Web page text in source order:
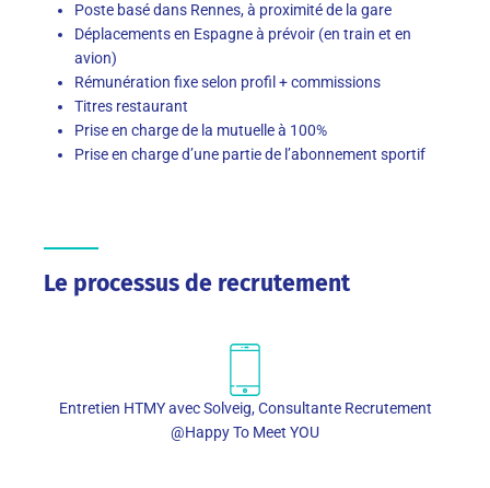
Poste basé dans Rennes, à proximité de la gare
Déplacements en Espagne à prévoir (en train et en
avion)
Rémunération fixe selon profil + commissions
Titres restaurant
Prise en charge de la mutuelle à 100%
Prise en charge d’une partie de l’abonnement sportif
Le processus de recrutement
Entretien HTMY avec Solveig, Consultante Recrutement
@Happy To Meet YOU